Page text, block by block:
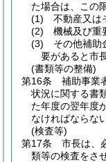
た場合は、この
(1)
不動産又は
(2)
機械及び重
(3)
その他補助
要があると市
(書類等の整備)
第16条
補助事業
状況に関する書
た年度の翌年度
なければならない
(検査等)
第17条
市長は、
類等の検査をさ